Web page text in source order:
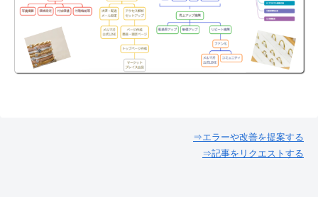
⇒エラーや改善を提案する
⇒記事をリクエストする